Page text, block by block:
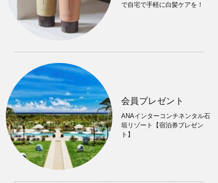
で自宅で手軽に白髪ケアを！
会員プレゼント
ANAインターコンチネンタル石
垣リゾート【宿泊券プレゼン
ト】